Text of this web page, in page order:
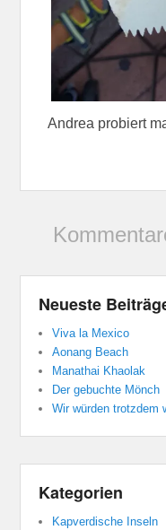
Andrea probiert
Neueste
Viva la Mexico
Aonang Beach
Manathai Khaolak
Der gebuchte Mönch
Wir würden trotzdem
Kategorien
Kapverdische Inseln